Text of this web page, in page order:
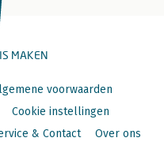
MAKEN
voorwaarden
Cookie instellingen
& Contact Over ons